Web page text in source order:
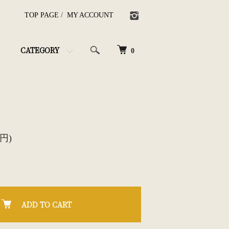
0
CATEGORY
TOP PAGE / MY ACCOUNT
)
ADD TO CART